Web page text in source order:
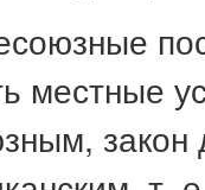
местные
закон